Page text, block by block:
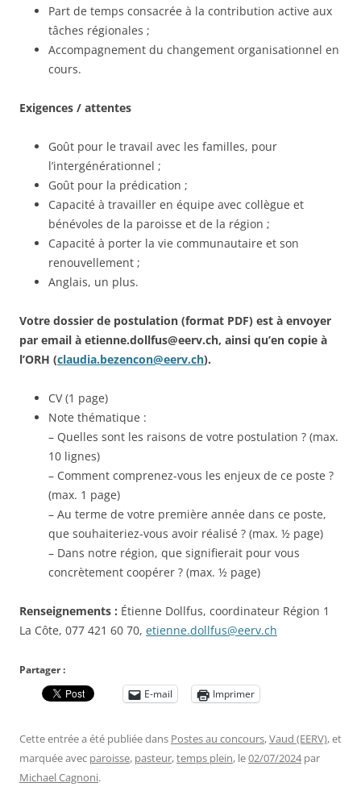
Part de temps consacrée à la contribution active aux
tâches régionales ;
Accompagnement du changement organisationnel en
cours.
Exigences / attentes
Goût pour le travail avec les familles, pour
l’intergénérationnel ;
Goût pour la prédication ;
Capacité à travailler en équipe avec collègue et
bénévoles de la paroisse et de la région ;
Capacité à porter la vie communautaire et son
renouvellement ;
Anglais, un plus.
Votre dossier de postulation (format PDF) est à envoyer
par email à etienne.dollfus@eerv.ch, ainsi qu’en copie à
l’ORH (claudia.bezencon@eerv.ch).
CV (1 page)
Note thématique :
– Quelles sont les raisons de votre postulation ? (max.
10 lignes)
– Comment comprenez-vous les enjeux de ce poste ?
(max. 1 page)
– Au terme de votre première année dans ce poste,
que souhaiteriez-vous avoir réalisé ? (max. ½ page)
– Dans notre région, que signifierait pour vous
concrètement coopérer ? (max. ½ page)
Renseignements : Étienne Dollfus, coordinateur Région 1
La Côte, 077 421 60 70, etienne.dollfus@eerv.ch
Partager :
E-mail
Imprimer
Cette entrée a été publiée dans Postes au concours,Vaud (EERV), et
marquée avec paroisse, pasteur,temps plein, le02/07/2024 par
Michael Cagnoni.